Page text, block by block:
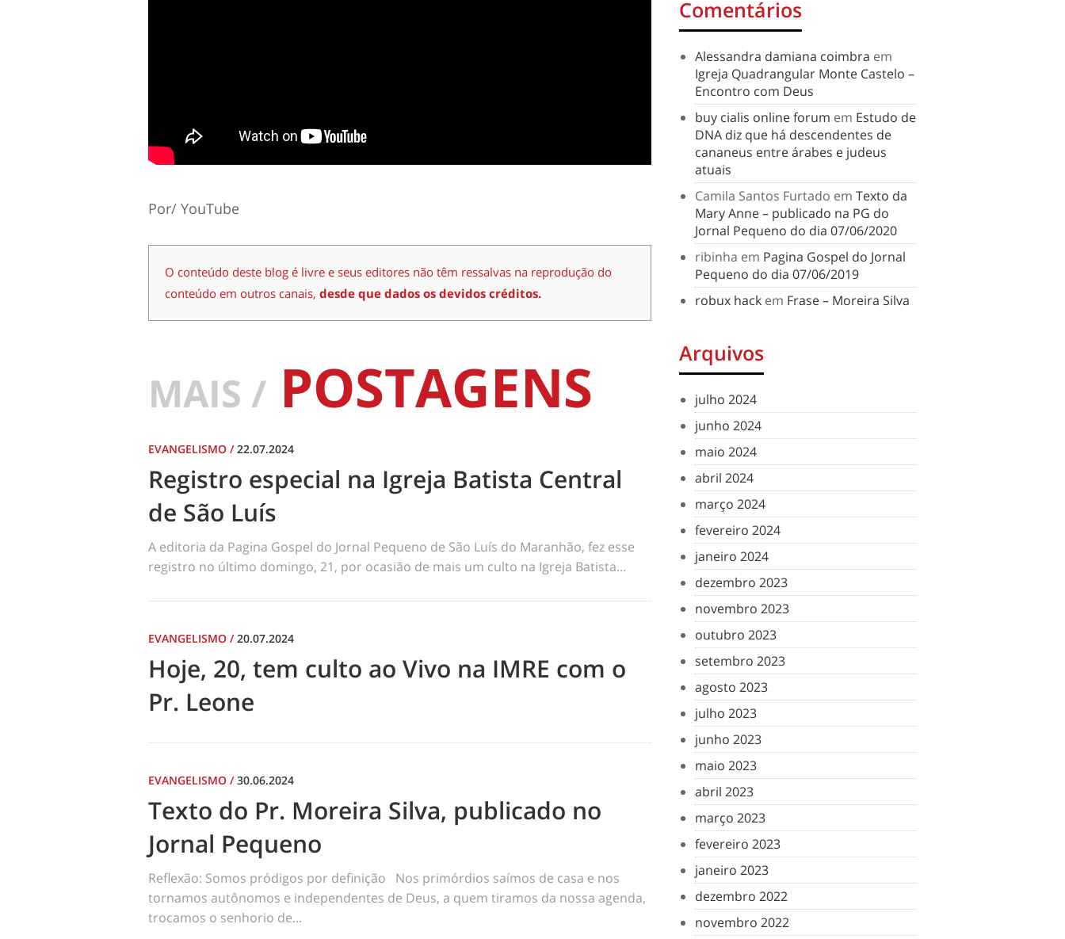
Por/ YouTube
O conteúdo deste blog é livre e seus editores não têm ressalvas na reprodução do
conteúdo em outros canais, desde que dados os devidos créditos.
MAIS / POSTAGENS
EVANGELISMO /22.07.2024
Registro especial na Igreja Batista Central
de São Luís
A editoria da Pagina Gospel do Jornal Pequeno de São Luís do Maranhão, fez esse
registro no último domingo, 21, por ocasião de mais um culto na Igreja Batista...
EVANGELISMO /20.07.2024
Hoje, 20, tem culto ao Vivo na IMRE com o
Pr. Leone
EVANGELISMO /30.06.2024
Texto do Pr. Moreira Silva, publicado no
Jornal Pequeno
Reflexão: Somos pródigos por definição Nos primórdios saímos de casa e nos
tornamos autônomos e independentes de Deus, a quem tiramos da nossa agenda,
trocamos o senhorio de...
Comentários
Alessandra damiana coimbra em
Igreja Quadrangular Monte Castelo –
Encontro com Deus
buy cialis online forum em Estudo de
DNA diz que há descendentes de
cananeus entre árabes e judeus
atuais
Camila Santos Furtado em Texto da
Mary Anne – publicado na PG do
Jornal Pequeno do dia 07/06/2020
ribinha em Pagina Gospel do Jornal
Pequeno do dia 07/06/2019
robux hack em Frase – Moreira Silva
Arquivos
julho 2024
junho 2024
maio 2024
abril 2024
março 2024
fevereiro 2024
janeiro 2024
dezembro 2023
novembro 2023
outubro 2023
setembro 2023
agosto 2023
julho 2023
junho 2023
maio 2023
abril 2023
março 2023
fevereiro 2023
janeiro 2023
dezembro 2022
novembro 2022